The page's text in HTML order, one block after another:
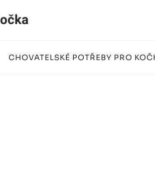
CHOVATELSKÉ POTŘEBY PRO